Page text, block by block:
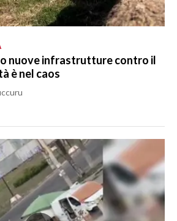
nuove infrastrutture contro il
è nel caos